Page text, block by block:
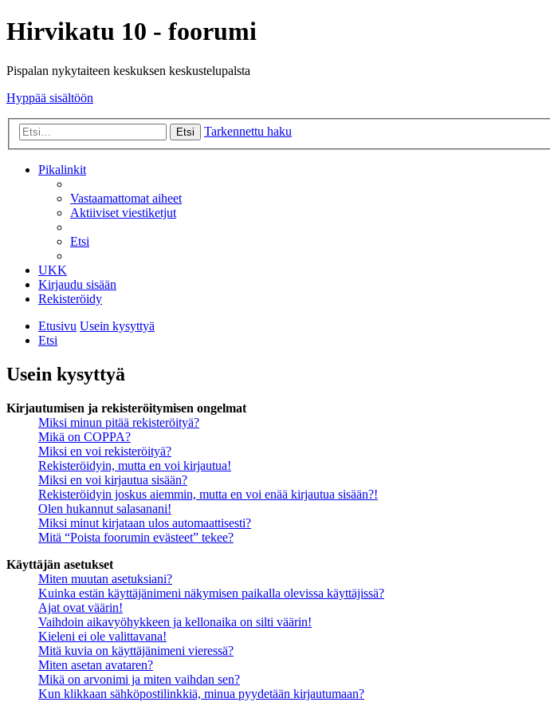
Hirvikatu 10 - foorumi
Pispalan nykytaiteen keskuksen keskustelupalsta
Hyppää sisältöön
Etsi Tarkennettu haku
Pikalinkit
Vastaamattomat aiheet
Aktiiviset viestiketjut
Etsi
UKK
Kirjaudu sisään
Rekisteröidy
Etusivu Usein kysyttyä
Etsi
Usein kysyttyä
Kirjautumisen ja rekisteröitymisen ongelmat
Miksi minun pitää rekisteröityä?
Mikä on COPPA?
Miksi en voi rekisteröityä?
Rekisteröidyin, mutta en voi kirjautua!
Miksi en voi kirjautua sisään?
Rekisteröidyin joskus aiemmin, mutta en voi enää kirjautua sisään?!
Olen hukannut salasanani!
Miksi minut kirjataan ulos automaattisesti?
Mitä “Poista foorumin evästeet” tekee?
Käyttäjän asetukset
Miten muutan asetuksiani?
Kuinka estän käyttäjänimeni näkymisen paikalla olevissa käyttäjissä?
Ajat ovat väärin!
Vaihdoin aikavyöhykkeen ja kellonaika on silti väärin!
Kieleni ei ole valittavana!
Mitä kuvia on käyttäjänimeni vieressä?
Miten asetan avataren?
Mikä on arvonimi ja miten vaihdan sen?
Kun klikkaan sähköpostilinkkiä, minua pyydetään kirjautumaan?